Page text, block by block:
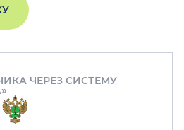
ЧЕРЕЗ СИСТЕМУ